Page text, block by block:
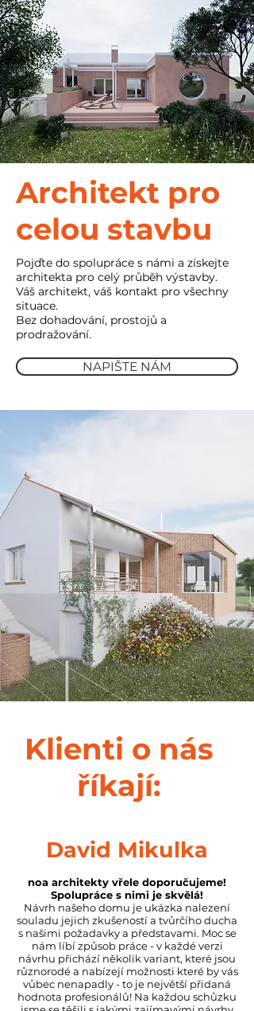
Architekt pro
celou stavbu
Pojďte do spolupráce s námi a získejte
architekta pro celý průběh výstavby.
Váš architekt, váš kontakt pro všechny
situace.
Bez dohadování, prostojů a
prodražování.
NAPIŠTE NÁM
Klienti o nás
říkají:
David Mikulka
noa architekty vřele doporučujeme!
Spolupráce s nimi je skvělá!
Návrh našeho domu je ukázka nalezení
souladu jejich zkušeností a tvůrčího ducha
s našimi požadavky a představami. Moc se
nám líbí způsob práce - v každé verzi
návrhu přichází několik variant, které jsou
různorodé a nabízejí možnosti které by vás
vůbec nenapadly - to je největší přidaná
hodnota profesionálů! Na každou schůzku